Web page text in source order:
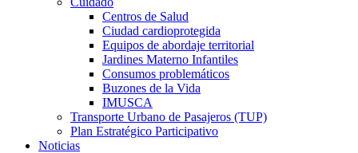
Centros de Salud
Ciudad cardioprotegida
Equipos de abordaje territorial
Jardines Materno Infantiles
Consumos problemáticos
Buzones de la Vida
IMUSCA
Transporte Urbano de Pasajeros (TUP)
Plan Estratégico Participativo
Noticias